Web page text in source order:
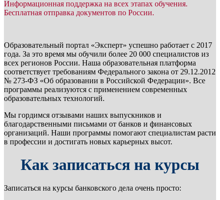
Информационная поддержка на всех этапах обучения.
Бесплатная отправка документов по России.
Образовательный портал «Эксперт» успешно работает с 2017
года. За это время мы обучили более 20 000 специалистов из
всех регионов России. Наша образовательная платформа
соответствует требованиям Федерального закона от 29.12.2012
№ 273-ФЗ «Об образовании в Российской Федерации». Все
программы реализуются с применением современных
образовательных технологий.
Мы гордимся отзывами наших выпускников и
благодарственными письмами от банков и финансовых
организаций. Наши программы помогают специалистам расти
в профессии и достигать новых карьерных высот.
Как записаться на курсы
Записаться на курсы банковского дела очень просто: